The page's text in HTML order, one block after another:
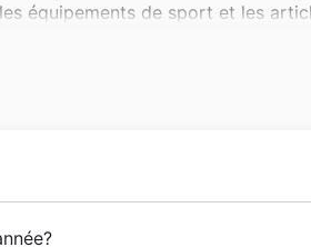
équipements de sport et les
de musculation. Ces articles
et le prix, deux aspects que CCV